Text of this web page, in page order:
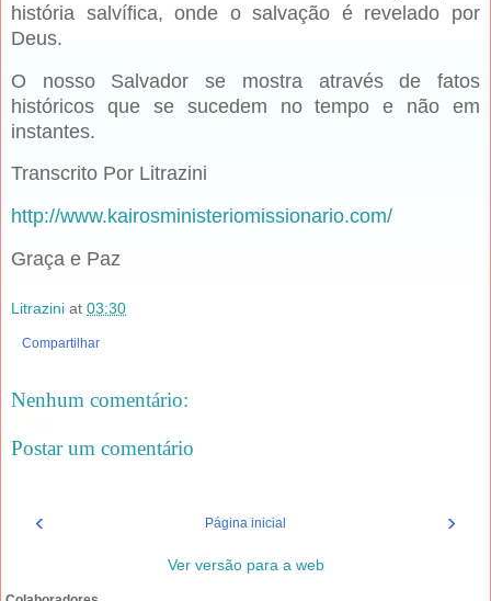
história salvífica, onde o salvação é revelado por
Deus.
O nosso Salvador se mostra através de fatos
históricos que se sucedem no tempo e não em
instantes.
Transcrito Por Litrazini
http://www.kairosministeriomissionario.com/
Graça e Paz
Litrazini at 03:30
Compartilhar
Nenhum comentário:
Postar um comentário
‹ ›
Página inicial
Ver versão para a web